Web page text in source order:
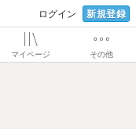
ログイン 新規登録
マイページ その他